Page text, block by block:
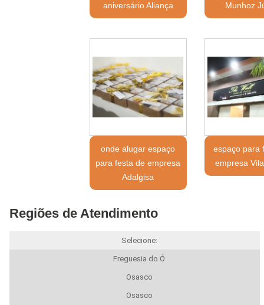
aniversário Aliança
Munhoz
onde alugar espaço
para festa de empresa
Adalgisa
espaço para
empresa
Regiões de Atendimento
Selecione:
Freguesia do Ó
Osasco
Osasco